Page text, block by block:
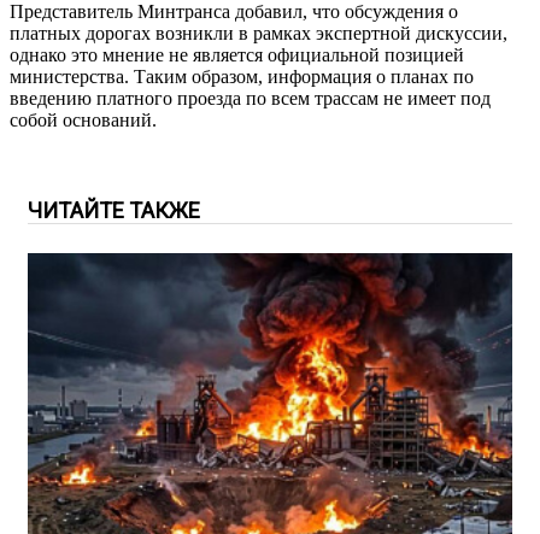
Представитель Минтранса добавил, что обсуждения о
платных дорогах возникли в рамках экспертной дискуссии,
однако это мнение не является официальной позицией
министерства. Таким образом, информация о планах по
введению платного проезда по всем трассам не имеет под
собой оснований.
ЧИТАЙТЕ ТАКЖЕ